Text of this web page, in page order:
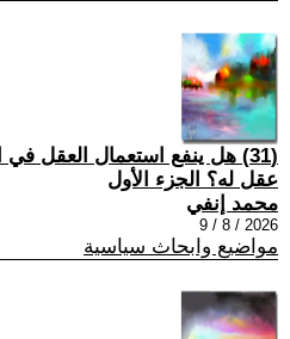
(31) هل ينفع استعمال العقل
عقل له؟ الجزء الأول
محمد إنفي
2026 / 8 / 9
مواضيع وابحاث سياسية